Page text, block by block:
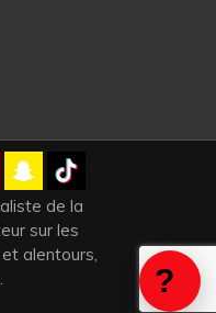
de la
sur les
alentours,